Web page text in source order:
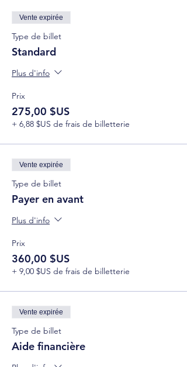
Vente expirée
Type de billet
Standard
Plus d'info
Prix
275,00 $US
+ 6,88 $US de frais de billetterie
Vente expirée
Type de billet
Payer en avant
Plus d'info
Prix
360,00 $US
+ 9,00 $US de frais de billetterie
Vente expirée
Type de billet
Aide financière